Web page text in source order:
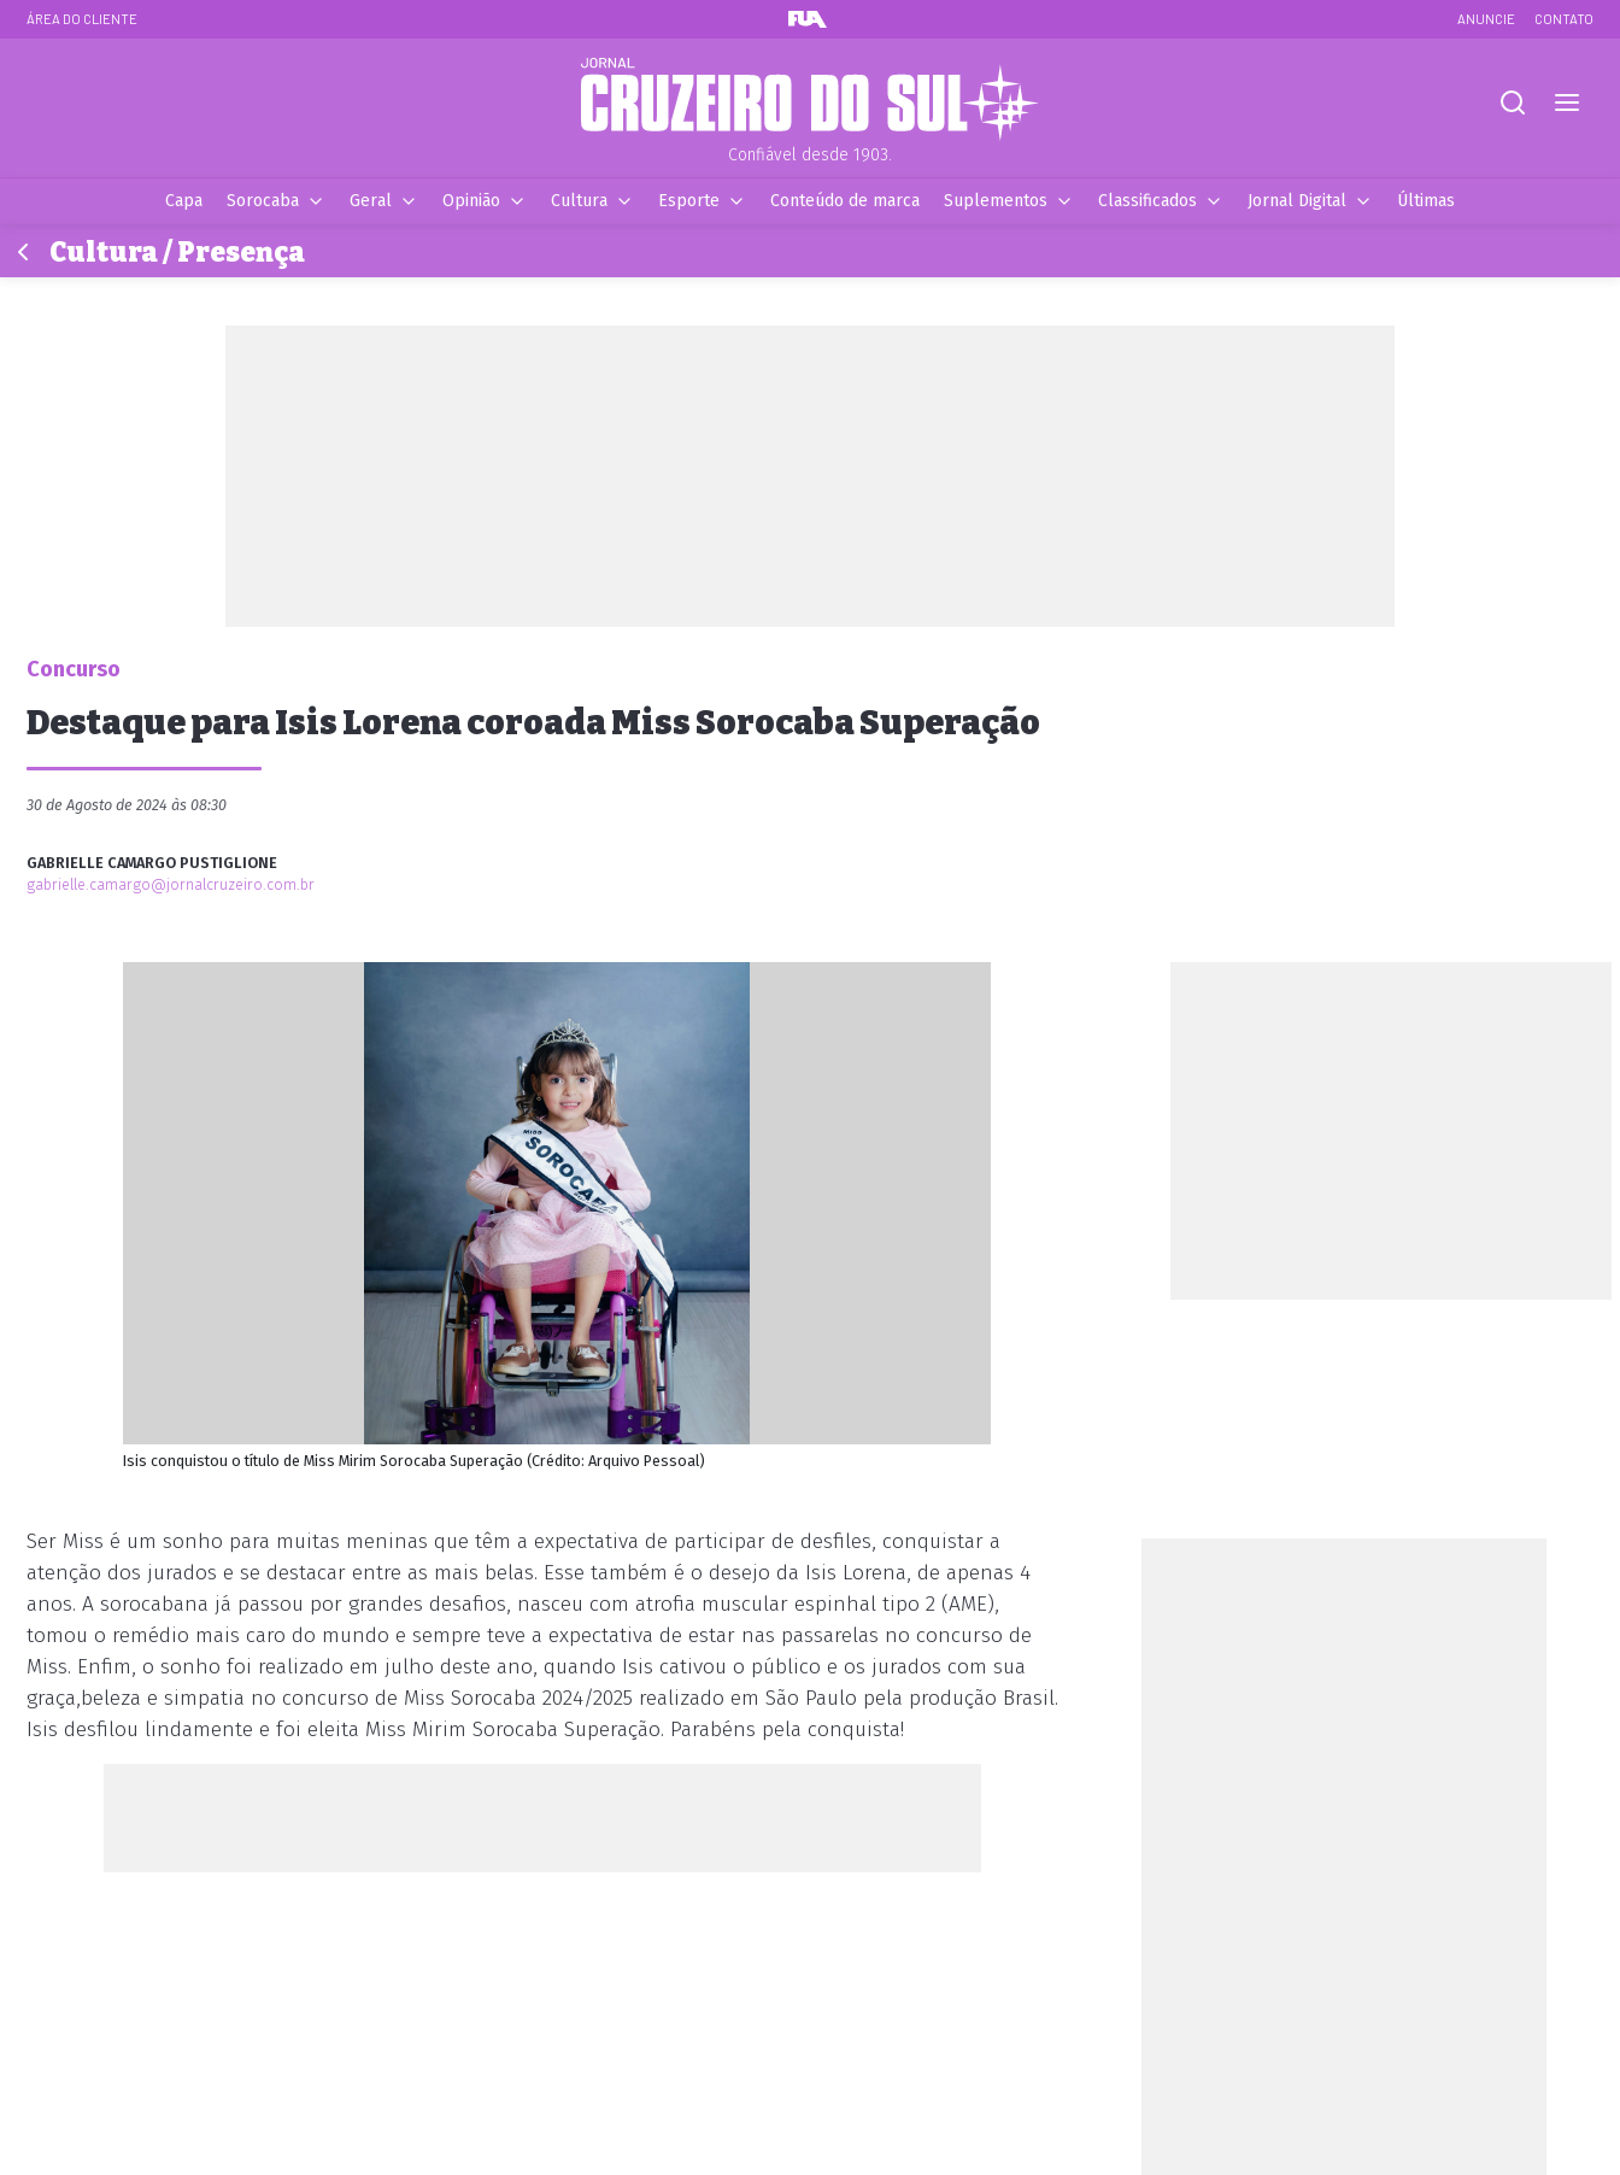
ÁREA DO CLIENTE ANUNCIE CONTATO
Confiável desde 1903.
Capa Sorocaba Geral Opinião Cultura Esporte Conteúdo de marca Suplementos Classificados Jornal Digital Últimas
Cultura / Presença
Concurso
Destaque para Isis Lorena coroada Miss Sorocaba Superação
30 de Agosto de 2024 às 08:30
GABRIELLE CAMARGO PUSTIGLIONE
gabrielle.camargo@jornalcruzeiro.com.br
Isis conquistou o título de Miss Mirim Sorocaba Superação (Crédito: Arquivo Pessoal)
Ser Miss é um sonho para muitas meninas que têm a expectativa de participar de desfiles, conquistar a
atenção dos jurados e se destacar entre as mais belas. Esse também é o desejo da Isis Lorena, de apenas 4
anos. A sorocabana já passou por grandes desafios, nasceu com atrofia muscular espinhal tipo 2 (AME),
tomou o remédio mais caro do mundo e sempre teve a expectativa de estar nas passarelas no concurso de
Miss. Enfim, o sonho foi realizado em julho deste ano, quando Isis cativou o público e os jurados com sua
graça,beleza e simpatia no concurso de Miss Sorocaba 2024/2025 realizado em São Paulo pela produção Brasil.
Isis desfilou lindamente e foi eleita Miss Mirim Sorocaba Superação. Parabéns pela conquista!